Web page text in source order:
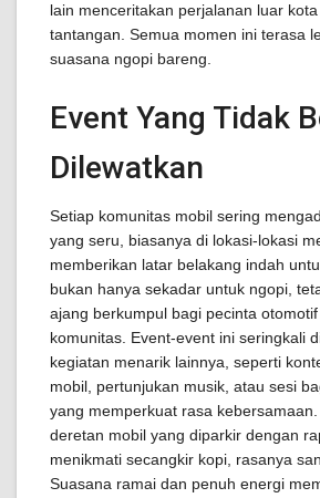
lain menceritakan perjalanan luar
tantangan. Semua momen ini terasa
suasana ngopi bareng.
Event Yang Tidak
Dilewatkan
Setiap komunitas mobil sering
yang seru, biasanya di lokasi-lokasi
memberikan latar belakang indah
bukan hanya sekadar untuk ngopi,
ajang berkumpul bagi pecinta
komunitas. Event-event ini seringkali
kegiatan menarik lainnya, seperti
mobil, pertunjukan musik, atau sesi
yang memperkuat rasa
deretan mobil yang diparkir dengan
menikmati secangkir kopi, rasanya
Suasana ramai dan penuh energi